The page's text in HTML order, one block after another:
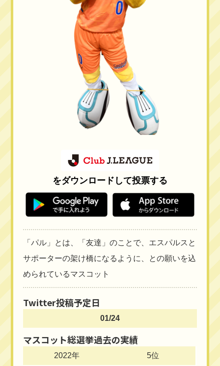
をダウンロードして投票する
「パル」とは、「友達」のことで、エスパルスと
サポーターの架け橋になるように、との願いを込
められているマスコット
Twitter投稿予定日
01/24
マスコット総選挙過去の実績
2022年 5位